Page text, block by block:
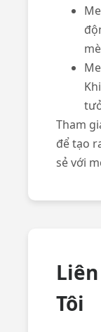
Tham
để tạo
sẻ với
Tôi